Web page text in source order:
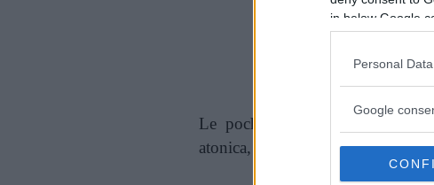
in below Google
Personal
Google
Le poche ore di sonno hanno
atonica, grigiastra e le